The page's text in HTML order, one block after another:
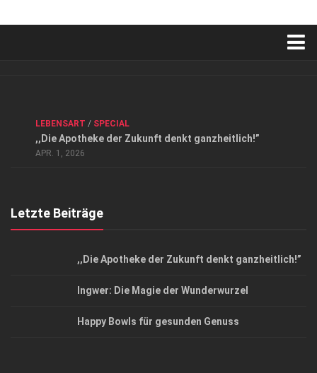
Datenschutzerklärung
Top Magazin Dresden / Ostsachsen
LEBENSART / SPECIAL
,,Die Apotheke der Zukunft denkt ganzheitlich!”
APR. 1, 2026
Letzte Beiträge
,,Die Apotheke der Zukunft denkt ganzheitlich!”
Ingwer: Die Magie der Wunderwurzel
Happy Bowls für gesunden Genuss